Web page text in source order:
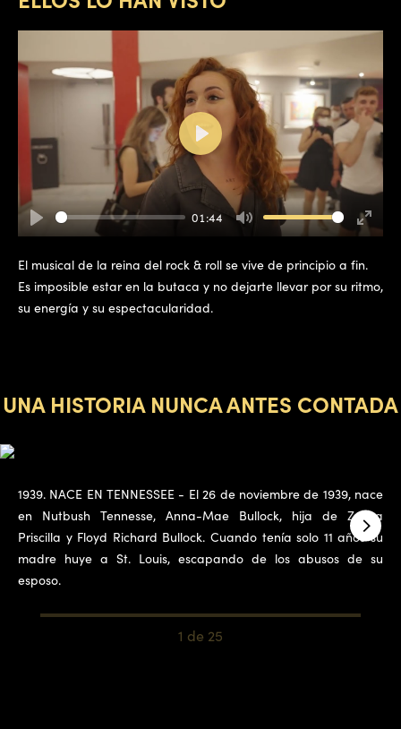
El musical de la reina del rock & roll se vive de principio a fin.
Es imposible estar en la butaca y no dejarte llevar por su ritmo,
su energía y su espectacularidad.
Play
01:44
Enter
Play
UNA HISTORIA NUNCA ANTES CONTADA
1939. NACE EN TENNESSEE - El 26 de noviembre de 1939, nace
en Nutbush Tennesse, Anna-Mae Bullock, hija de Zelma
Priscilla y Floyd Richard Bullock. Cuando tenía solo 11 años su
madre huye a St. Louis, escapando de los abusos de su
esposo.
1 de 25